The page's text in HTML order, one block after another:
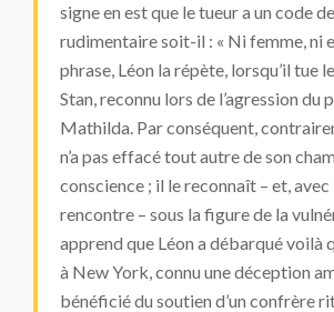
signe en est que le tueur a un code
rudimentaire soit-il : « Ni femme, ni
phrase, Léon la répète, lorsqu’il tue
Stan, reconnu lors de l’agression du
Mathilda. Par conséquent,
n’a pas effacé tout autre de son
conscience ; il le reconnaît – et,
rencontre – sous la figure de la
apprend que Léon a débarqué voilà
à New York, connu une déception
bénéficié du soutien d’un confrère